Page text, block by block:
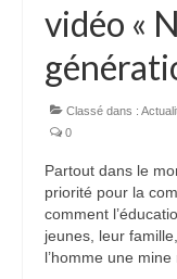
vidéo «
Classé dans :
0
Partout dans le
priorité pour la
comment
jeunes, leur
l’homme une